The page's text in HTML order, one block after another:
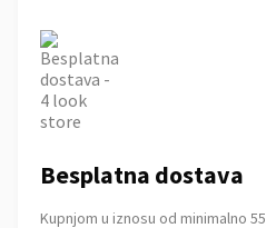
Besplatna dostava
Kupnjom u iznosu od minimalno